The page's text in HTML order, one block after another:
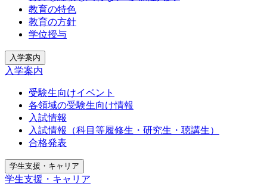
教育の特色
教育の方針
学位授与
入学案内
入学案内
受験生向けイベント
各領域の受験生向け情報
入試情報
入試情報（科目等履修生・研究生・聴講生）
合格発表
学生支援・キャリア
学生支援・キャリア